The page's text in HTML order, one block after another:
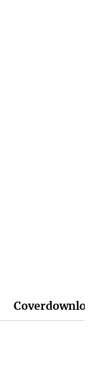
Coverdownload